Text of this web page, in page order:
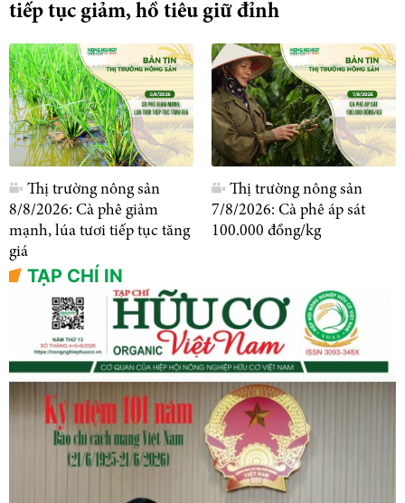
tiếp tục giảm, hồ tiêu giữ đỉnh
Thị trường nông sản
8/8/2026: Cà phê giảm
mạnh, lúa tươi tiếp tục tăng
giá
Thị trường nông sản
7/8/2026: Cà phê áp sát
100.000 đồng/kg
TẠP CHÍ IN